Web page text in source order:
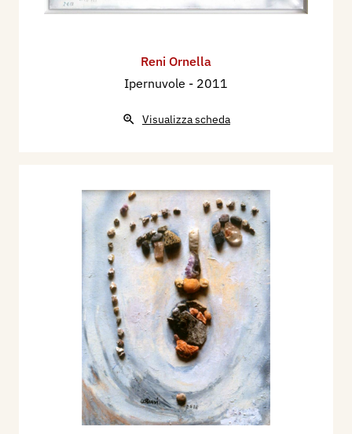
Reni Ornella
Ipernuvole - 2011
Visualizza scheda